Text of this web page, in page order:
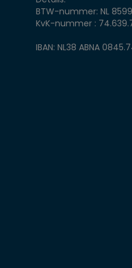
BTW-nummer: NL
KvK-nummer :
IBAN: NL38 ABNA